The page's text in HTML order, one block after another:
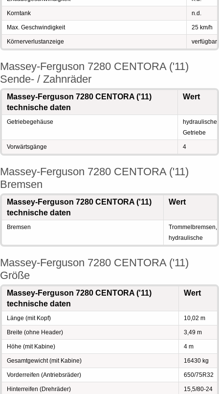
Korntank n.d.
Max. Geschwindigkeit 25 km/h
Körnerverlustanzeige verfügbar
Massey-Ferguson 7280 CENTORA ('11)
Sende- / Zahnräder
Massey-Ferguson 7280 CENTORA ('11)
technische daten
Wert
Getriebegehäuse
hydraulische
Getriebe
Vorwärtsgänge 4
Massey-Ferguson 7280 CENTORA ('11)
Bremsen
Massey-Ferguson 7280 CENTORA ('11)
technische daten
Wert
Bremsen
Trommelbremsen,
hydraulische
Massey-Ferguson 7280 CENTORA ('11)
Größe
Massey-Ferguson 7280 CENTORA ('11)
technische daten
Wert
Länge (mit Kopf) 10,02 m
Breite (ohne Header) 3,49 m
Höhe (mit Kabine) 4 m
Gesamtgewicht (mit Kabine) 16430 kg
Vorderreifen (Antriebsräder) 650/75R32
Hinterreifen (Drehräder) 15,5/80-24